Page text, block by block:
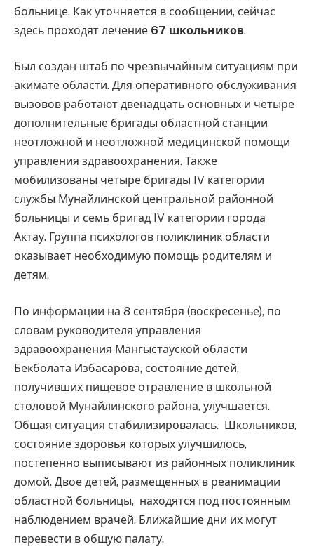
больнице. Как уточняется в сообщении, сейчас
здесь проходят лечение 67 школьников.
Был создан штаб по чрезвычайным ситуациям при
акимате области. Для оперативного обслуживания
вызовов работают двенадцать основных и четыре
дополнительные бригады областной станции
неотложной и неотложной медицинской помощи
управления здравоохранения. Также
мобилизованы четыре бригады IV категории
службы Мунайлинской центральной районной
больницы и семь бригад IV категории города
Актау. Группа психологов поликлиник области
оказывает необходимую помощь родителям и
детям.
По информации на 8 сентября (воскресенье), по
словам руководителя управления
здравоохранения Мангыстауской области
Бекболата Избасарова, состояние детей,
получивших пищевое отравление в школьной
столовой Мунайлинского района, улучшается.
Общая ситуация стабилизировалась. Школьников,
состояние здоровья которых улучшилось,
постепенно выписывают из районных поликлиник
домой. Двое детей, размещенных в реанимации
областной больницы, находятся под постоянным
наблюдением врачей. Ближайшие дни их могут
перевести в общую палату.